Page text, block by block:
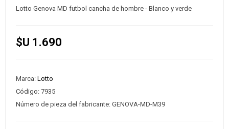
Lotto Genova MD futbol cancha de hombre - Blanco y verde
$U 1.690
Marca: Lotto
Código: 7935
Número de pieza del fabricante: GENOVA-MD-M39